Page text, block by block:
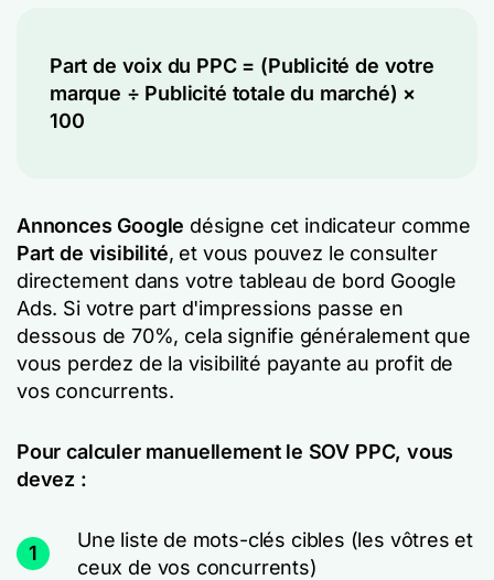
Part de voix du PPC = (Publicité de votre
marque ÷ Publicité totale du marché) ×
100
Annonces Google désigne cet indicateur comme
Part de visibilité, et vous pouvez le consulter
directement dans votre tableau de bord Google
Ads. Si votre part d'impressions passe en
dessous de 70%, cela signifie généralement que
vous perdez de la visibilité payante au profit de
vos concurrents.
Pour calculer manuellement le SOV PPC, vous
devez :
1
Une liste de mots-clés cibles (les vôtres et
ceux de vos concurrents)